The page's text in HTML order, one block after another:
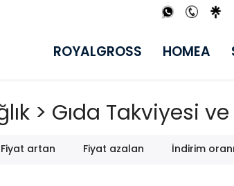
ROYALGROSS HOMEA
> Gıda Takviyesi
Fiyat artan Fiyat azalan İndirim